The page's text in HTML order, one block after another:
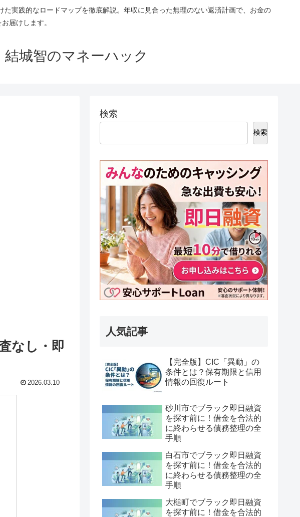
実践的なロードマップを徹底解説。年収に見合った無理のない返済計画で、お金の
届けします。
城智のマネーハック
なし・即
2026.03.10
検索
検索
人気記事
【完全版】CIC「異動」の
条件とは？保有期限と信用
情報の回復ルート
砂川市でブラック即日融資
を探す前に！借金を合法的
に終わらせる債務整理の全
手順
白石市でブラック即日融資
を探す前に！借金を合法的
に終わらせる債務整理の全
手順
大槌町でブラック即日融資
を探す前に！借金を合法的